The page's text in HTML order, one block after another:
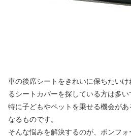
車の後席シートをきれいに保ちたい
るシートカバーを探している方は多い
特に子どもやペットを乗せる機会が
なるものです。
そんな悩みを解決するのが、ボンフ